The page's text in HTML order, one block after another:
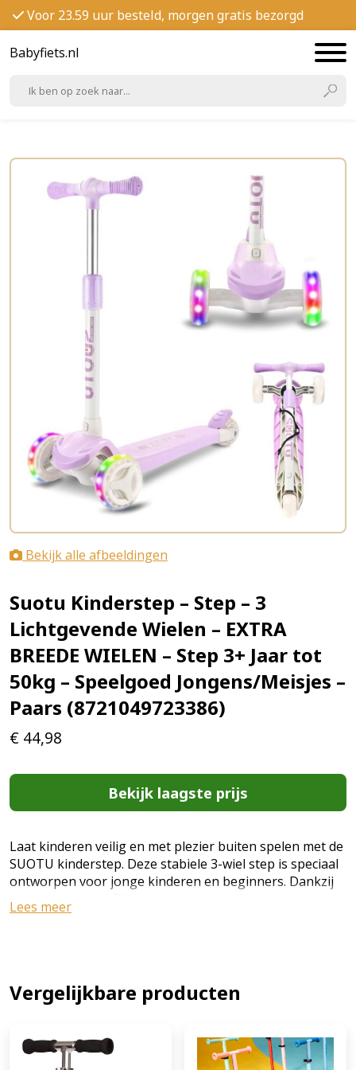
Voor 23.59 uur besteld, morgen gratis bezorgd
Babyfiets.nl
Bekijk alle afbeeldingen
Suotu Kinderstep – Step – 3
Lichtgevende Wielen – EXTRA
BREEDE WIELEN – Step 3+ Jaar tot
50kg – Speelgoed Jongens/Meisjes –
Paars (8721049723386)
€ 44,98
Bekijk laagste prijs
Laat kinderen veilig en met plezier buiten spelen met de
SUOTU kinderstep. Deze stabiele 3-wiel step is speciaal
ontworpen voor jonge kinderen en beginners. Dankzij
de lichtgevende LED-wielen, het verstelbare stuur en
het stevige frame biedt deze step een veilige en leuke
Jouw voordelen Stabiele 3-wiel constructie voor extra
balans LED lichtgevende wielen zonder batterijen
aluminium frame met duurzame PU wielen Voetrem
voor veilig en gecontroleerd stoppen Stabiel ontwerp
Lees meer
Vergelijkbare producten